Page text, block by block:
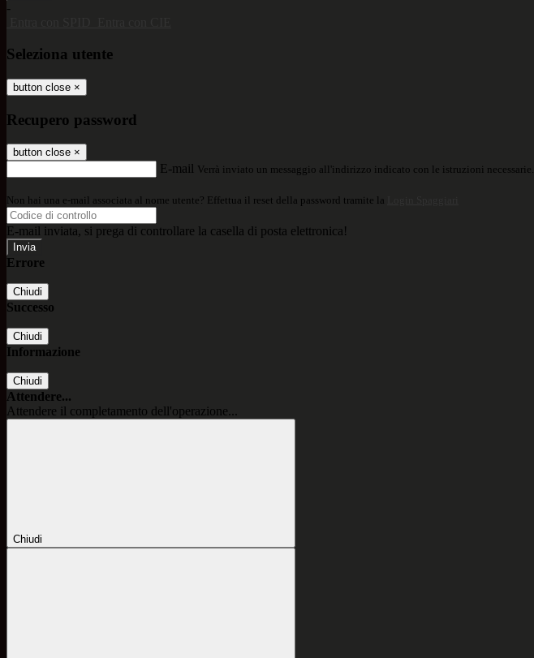
-
Seleziona utente
button close ×
Recupero password
button close ×
E-mail Verrà inviato un messaggio all'indirizzo indicato con le istruzioni necessarie.
Non hai una e-mail associata al nome utente? Effettua il reset della password tramite la
E-mail inviata, si prega di controllare la casella di posta elettronica!
Errore
Chiudi
Successo
Chiudi
Informazione
Chiudi
Attendere...
Attendere il completamento dell'operazione...
Chiudi